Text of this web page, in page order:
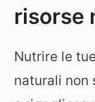
risorse
Nutrire le
naturali non